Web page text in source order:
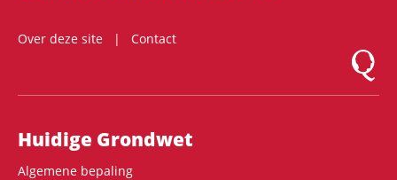
Over deze site
Contact
Logo
Hoofdnavigatie
Huidige Grondwet
Algemene bepaling